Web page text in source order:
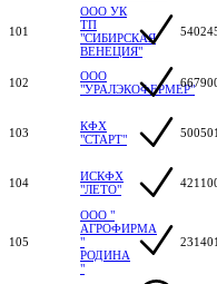
101
ООО УК
ТП
"СИБИРСКАЯ
ВЕНЕЦИЯ"
102
ООО
"УРАЛЭКОФЕРМЕР"
103
КФХ
"СТАРТ"
104
ИСКФХ
"ЛЕТО"
105
ООО "
АГРОФИРМА
"
РОДИНА
"